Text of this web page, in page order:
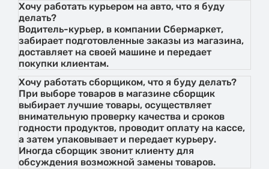
Хочу работать курьером на авто, что я буду
делать?
Водитель-курьер, в компании Сбермаркет,
забирает подготовленные заказы из магазина,
доставляет на своей машине и передает
покупки клиентам.
Хочу работать сборщиком, что я буду делать?
При выборе товаров в магазине сборщик
выбирает лучшие товары, осуществляет
внимательную проверку качества и сроков
годности продуктов, проводит оплату на кассе,
а затем упаковывает и передает курьеру.
Иногда сборщик звонит клиенту для
обсуждения возможной замены товаров.